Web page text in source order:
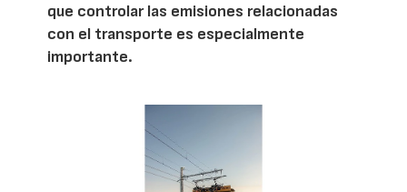
que controlar las emisiones relacionadas
con el transporte es especialmente
importante.